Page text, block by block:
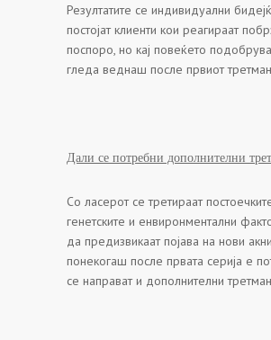
Резултатите се индивидуални
постојат клиенти кои реагираат
поспоро, но кај повеќето
гледа веднаш после првиот
Дали се потребни дополнителни
Со ласерот се третираат
генетските и енвиронментални
да предизвикаат појава на нови
понекогаш после првата серија е
се направат и дополнителни